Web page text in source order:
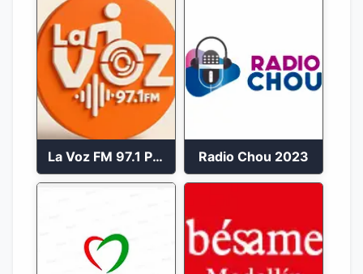
La Voz FM 97.1 Popayán en Vivo Radio Chou 2023